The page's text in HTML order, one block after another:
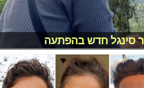
סינגל חדש בהפתעה